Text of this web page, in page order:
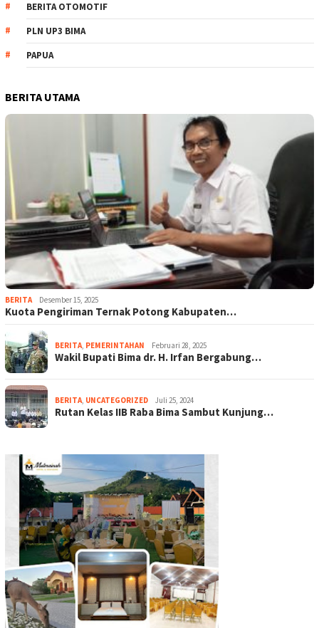
BERITA OTOMOTIF
PLN UP3 BIMA
PAPUA
BERITA UTAMA
BERITA Desember 15, 2025
Kuota Pengiriman Ternak Potong Kabupaten…
BERITA, PEMERINTAHAN Februari 28, 2025
Wakil Bupati Bima dr. H. Irfan Bergabung…
BERITA, UNCATEGORIZED Juli 25, 2024
Rutan Kelas IIB Raba Bima Sambut Kunjung…